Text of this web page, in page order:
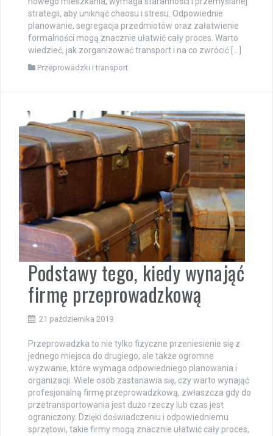
strategii, aby uniknąć chaosu i stresu. Odpowiednie
planowanie, segregacja przedmiotów oraz załatwienie
formalności mogą znacznie ułatwić cały proces. Warto
wiedzieć, jak zorganizować transport i na co zwrócić […]
Przeprowadzki i transport
Podstawy tego, kiedy wynająć
firmę przeprowadzkową
21 października 2019
Przeprowadzka to nie tylko fizyczne przeniesienie się z
jednego miejsca do drugiego, ale także ogromne
wyzwanie, które wymaga odpowiedniego planowania i
organizacji. Wiele osób zastanawia się, czy warto wynająć
profesjonalną firmę przeprowadzkową, zwłaszcza gdy do
przetransportowania jest dużo rzeczy lub czas jest
ograniczony. Dzięki doświadczeniu i odpowiedniemu
sprzętowi, takie firmy mogą znacznie ułatwić cały proces,